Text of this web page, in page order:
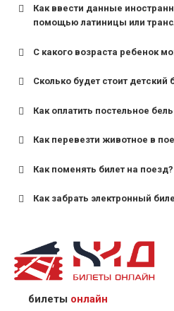
Как ввести данные
помощью латиницы или
С какого возраста ребенок
для поездов дальнего
для пригородных поездов —
Сколько будет стоит детский
Как оплатить постельное
Как перевезти животное в
Как поменять билет на поезд?
Как забрать электронный
назвав кассиру 14-значный
предъявив удостоверение
кого оформлен билет.
билеты онлайн